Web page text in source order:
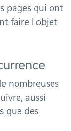
pages qui ont
faire l’objet
nombreuses
aussi
que des